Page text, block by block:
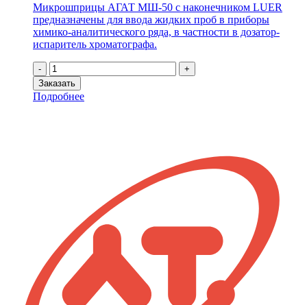
Микрошприцы АГАТ МШ-50 с наконечником LUER
предназначены для ввода жидких проб в приборы
химико-аналитического ряда, в частности в дозатор-
испаритель хроматографа.
-
Количество
товара
Микрошприц
МШ-50
+
Заказать
Подробнее